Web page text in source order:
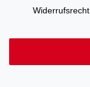
Widerrufs­recht